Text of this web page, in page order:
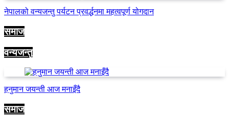
नेपालको वन्यजन्तु पर्यटन प्रवर्द्धनमा महत्वपूर्ण योगदान
समाज
वन्यजन्तु
हनुमान जयन्ती आज मनाइँदै
समाज